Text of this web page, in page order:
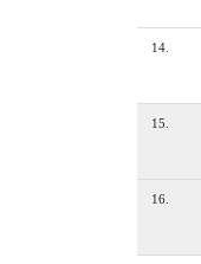
14
15
16